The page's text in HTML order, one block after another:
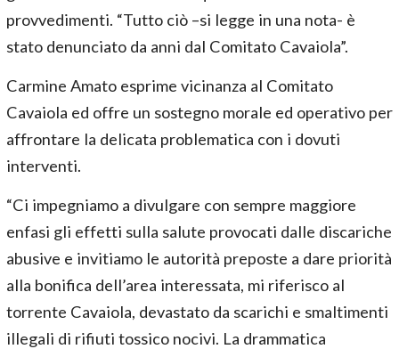
provvedimenti. “Tutto ciò –si legge in una nota- è
stato denunciato da anni dal Comitato Cavaiola”.
Carmine Amato esprime vicinanza al Comitato
Cavaiola ed offre un sostegno morale ed operativo per
affrontare la delicata problematica con i dovuti
interventi.
“Ci impegniamo a divulgare con sempre maggiore
enfasi gli effetti sulla salute provocati dalle discariche
abusive e invitiamo le autorità preposte a dare priorità
alla bonifica dell’area interessata, mi riferisco al
torrente Cavaiola, devastato da scarichi e smaltimenti
illegali di rifiuti tossico nocivi. La drammatica